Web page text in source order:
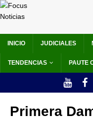
INICIO JUDICIALES
TENDENCIAS PAUTE
Primera